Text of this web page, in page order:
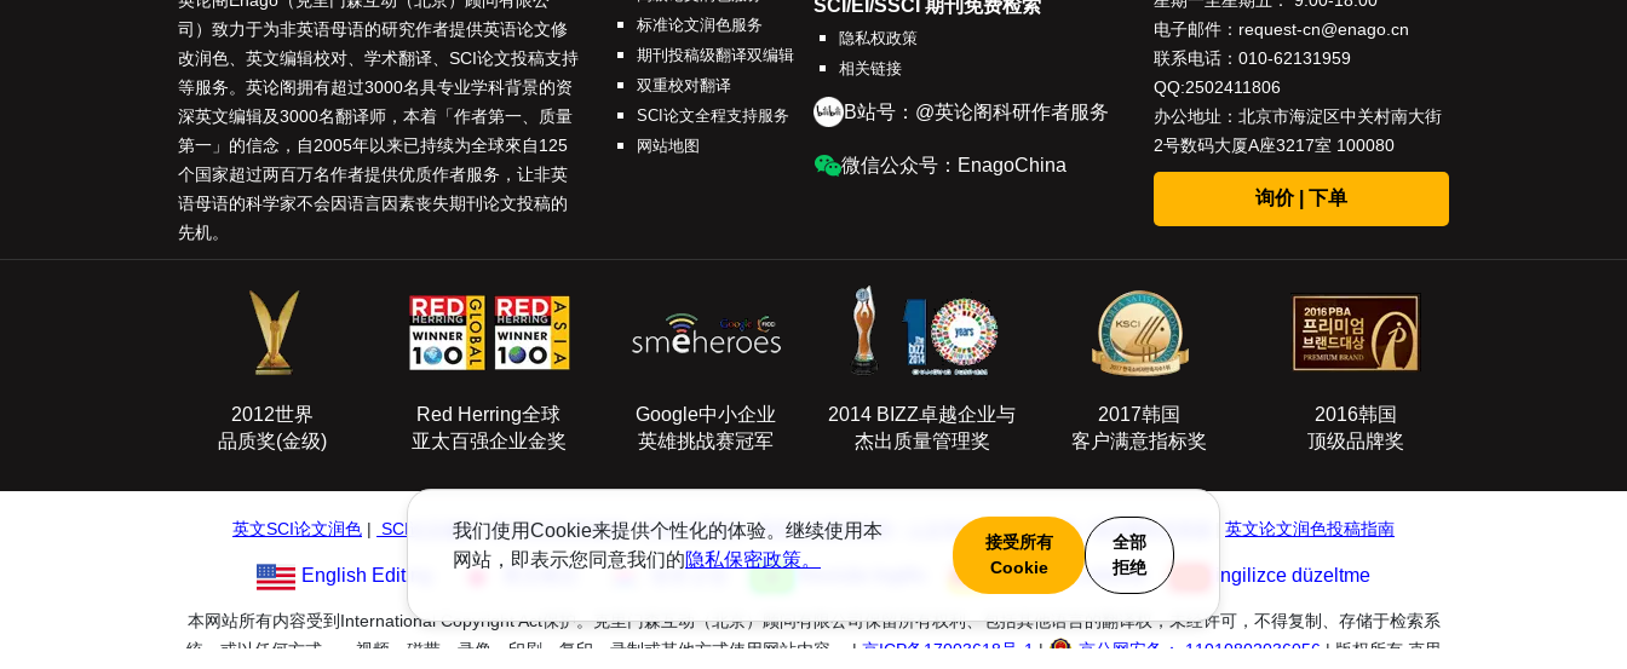
我们使用Cookie来提供个性化的体验。继续使用本
网站，即表示您同意我们的隐私保密政策。
接受所有
Cookie
全部
拒绝
司）致力于为非英语母语的研究作者提供英语论文修
改润色
英文编辑校对 学术翻译
SCI论文投稿支持
等服务。英论阁拥有超过3000名具专业学科背景的资
深英文编辑及3000名翻译师 ，本着「作者第一、质量
第一 」的信念，自2005年以来已持续为全球來自125
个国家超过两百万名作者提供优质作者服务，让非英
语母语的科学家不会因语言因素丧失期刊论文投稿的
先机。
标准论文润色服务
期刊投稿级翻译双编辑
双重校对翻译
SCI论文全程支持服务
网站地图
SCI/EI/SSCI 期刊免费检索
隐私权政策
相关链接
B站号：@英论阁科研作者服务
微信公众号：EnagoChina
电子邮件： request-cn@enago.cn
联系电话： 010-62131959
QQ:2502411806
办公地址：北京市海淀区中关村南大街
2号数码大厦A座3217室 100080
询价 | 下单
2012世界
品质奖(金级)
Red Herring全球
亚太百强企业金奖
Google中小企业
英雄挑战赛冠军
2014 BIZZ卓越企业与
杰出质量管理奖
2017韩国
客户满意指标奖
2016韩国
顶级品牌奖
英文SCI论文润色 SCI论文编辑|医学论文润色服务|学术中英翻译|医学论文翻译服务 人文学科论文翻译服务|英论阁学术资源 英文论文润色投稿指南
English Editing 英文校正 영문교정 Revisão Inglês Englisch Lektorat ingilizce düzeltme
本网站所有内容受到International Copyright Act保护。克里门森互动（北京）顾问有限公司保留所有权利、包括其他语言的翻译权，未经许可，不得复制、存储于检索系
统、或以任何方式——视频、磁带、录像、印刷、复印、录制或其他方式使用网站内容。 | 京ICP备17003618号-1 | 京公网安备： 11010802036056 | 版权所有 克里